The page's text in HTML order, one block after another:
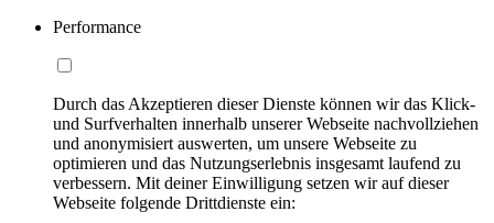
Performance
Durch das Akzeptieren dieser Dienste können wir das Klick-
und Surfverhalten innerhalb unserer Webseite nachvollziehen
und anonymisiert auswerten, um unsere Webseite zu
optimieren und das Nutzungserlebnis insgesamt laufend zu
verbessern. Mit deiner Einwilligung setzen wir auf dieser
Webseite folgende Drittdienste ein: